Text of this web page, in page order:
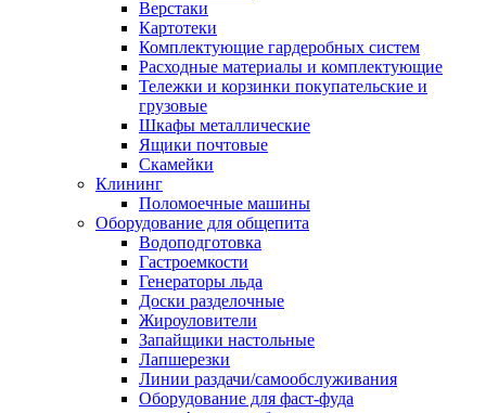
Верстаки
Картотеки
Комплектующие гардеробных систем
Расходные материалы и комплектующие
Тележки и корзинки покупательские и
грузовые
Шкафы металлические
Ящики почтовые
Скамейки
Клининг
Поломоечные машины
Оборудование для общепита
Водоподготовка
Гастроемкости
Генераторы льда
Доски разделочные
Жироуловители
Запайщики настольные
Лапшерезки
Линии раздачи/самообслуживания
Оборудование для фаст-фуда